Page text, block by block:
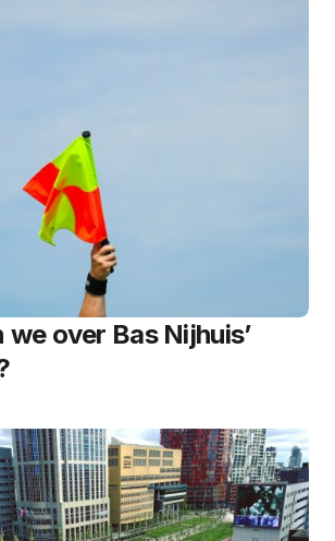
over Bas Nijhuis’